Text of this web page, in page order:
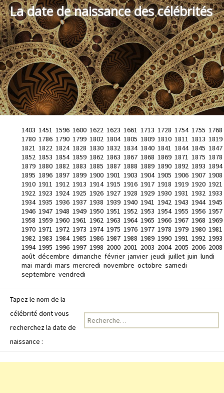
La date de naissance des célébrités
1403 1451 1596 1600 1622 1623 1661 1713 1728 1754 1755 1768
1780 1786 1790 1799 1802 1804 1805 1809 1810 1811 1813 1819
1821 1822 1824 1828 1830 1832 1834 1840 1841 1844 1845 1847
1852 1853 1854 1859 1862 1863 1867 1868 1869 1871 1875 1878
1879 1880 1882 1883 1885 1887 1888 1889 1890 1892 1893 1894
1895 1896 1897 1899 1900 1901 1903 1904 1905 1906 1907 1908
1910 1911 1912 1913 1914 1915 1916 1917 1918 1919 1920 1921
1922 1923 1924 1925 1926 1927 1928 1929 1930 1931 1932 1933
1934 1935 1936 1937 1938 1939 1940 1941 1942 1943 1944 1945
1946 1947 1948 1949 1950 1951 1952 1953 1954 1955 1956 1957
1958 1959 1960 1961 1962 1963 1964 1965 1966 1967 1968 1969
1970 1971 1972 1973 1974 1975 1976 1977 1978 1979 1980 1981
1982 1983 1984 1985 1986 1987 1988 1989 1990 1991 1992 1993
1994 1995 1996 1997 1998 2000 2001 2003 2004 2005 2006 2008
août décembre dimanche février janvier jeudi juillet juin lundi
mai mardi mars mercredi novembre octobre samedi
septembre vendredi
Tapez le nom de la
célébrité dont vous
recherchez la date de
naissance :
Recherche pour :